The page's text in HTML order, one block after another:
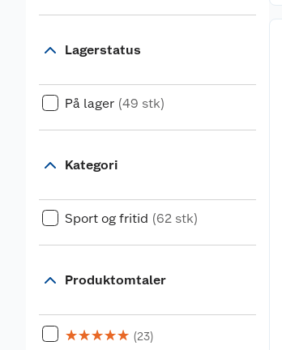
Lagerstatus
På lager (49 stk)
Kategori
Sport og fritid (62 stk)
Produktomtaler
☆☆☆☆☆ (23)